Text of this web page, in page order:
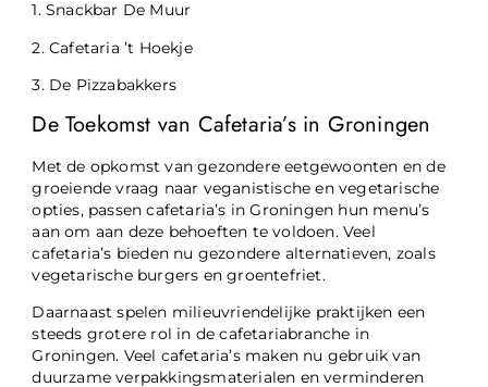
1. Snackbar De Muur
2. Cafetaria ’t Hoekje
3. De Pizzabakkers
De Toekomst van Cafetaria’s in Groningen
Met de opkomst van gezondere eetgewoonten en de
groeiende vraag naar veganistische en vegetarische
opties, passen cafetaria’s in Groningen hun menu’s
aan om aan deze behoeften te voldoen. Veel
cafetaria’s bieden nu gezondere alternatieven, zoals
vegetarische burgers en groentefriet.
Daarnaast spelen milieuvriendelijke praktijken een
steeds grotere rol in de cafetariabranche in
Groningen. Veel cafetaria’s maken nu gebruik van
duurzame verpakkingsmaterialen en verminderen